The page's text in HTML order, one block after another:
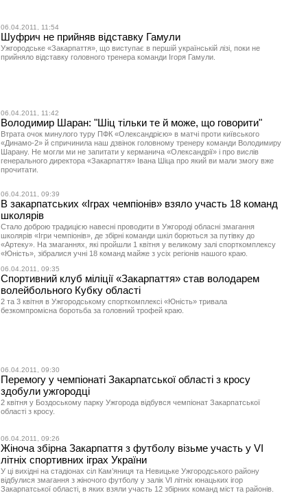
06.04.2011, 11:54
Шуфрич не прийняв відставку Гамули
Ужгородське «Закарпаття», що виступає в першій українській лізі, поки не
прийняло відставку головного тренера команди Ігоря Гамули.
06.04.2011, 11:42
Володимир Шаран: "Шіц тільки те й може, що говорити"
Втрата очок минулого туру ПФК «Олександрією» в матчі проти київського
«Динамо-2» й спричинила наш дзвінок головному тренеру команди Володимиру
Шарану. Не могли ми не запитати у керманича «Олександрії» і про вислів
генерального директора «Закарпаття» Івана Шіца про який ви мали змогу вже
прочитати.
06.04.2011, 09:39
В закарпатських «Іграх чемпіонів» взяло участь 18 команд
школярів
Стало доброю традицією навесні проводити в Ужгороді обласні змагання
школярів «Ігри чемпіонів», де збірні команди шкіл борються за путівку до
«Артеку». На змаганнях, які пройшли 1 квітня у великому залі спорткомплексу
«Юність», зібралися учні 18 команд майже з усіх регіонів нашого краю.
06.04.2011, 09:35
Спортивний клуб міліції «Закарпаття» став володарем
волейбольного Кубку області
2 та 3 квітня в Ужгородському спорткомплексі «Юність» тривала
безкомпромісна боротьба за головний трофей краю.
06.04.2011, 09:30
Перемогу у чемпіонаті Закарпатської області з кросу
здобули ужгородці
2 квітня у Боздоському парку Ужгорода відбувся чемпіонат Закарпатської
області з кросу.
06.04.2011, 09:26
Жіноча збірна Закарпаття з футболу візьме участь у VI
літніх спортивних іграх України
У ці вихідні на стадіонах сіл Кам’яниця та Невицьке Ужгородського району
відбулися змагання з жіночого футболу у залік VI літніх юнацьких ігор
Закарпатської області, в яких взяли участь 12 збірних команд міст та районів.